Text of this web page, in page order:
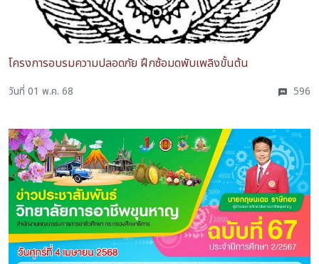
โครงการอบรมความปลอดภัย ฝึกซ้อมดพับเพลิงขั้นต้น
วันที่ 01 พ.ค. 68 596